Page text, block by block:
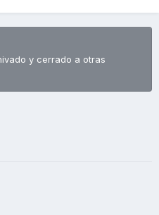
y cerrado a otras